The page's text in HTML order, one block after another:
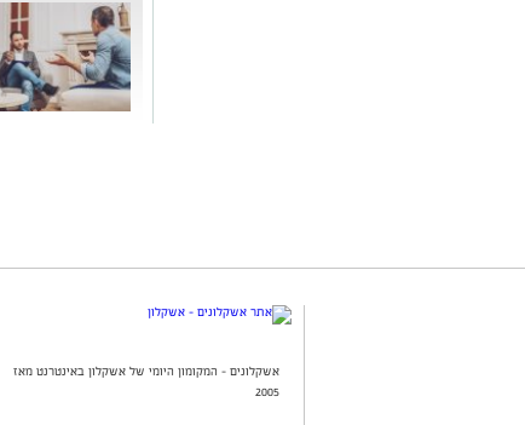
אשקלונים - המקומון היומי של אשקלון באינטרנט מאז
2005